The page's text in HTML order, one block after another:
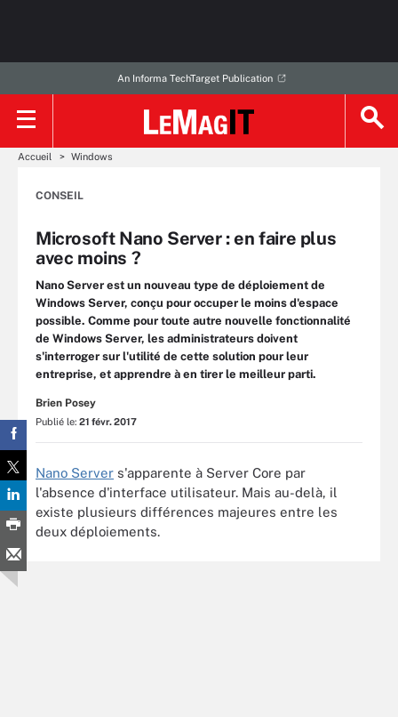
An Informa TechTarget Publication
Accueil Windows
CONSEIL
Microsoft Nano Server : en faire plus
avec moins ?
Nano Server est un nouveau type de déploiement de
Windows Server, conçu pour occuper le moins d'espace
possible. Comme pour toute autre nouvelle fonctionnalité
de Windows Server, les administrateurs doivent
s'interroger sur l'utilité de cette solution pour leur
entreprise, et apprendre à en tirer le meilleur parti.
Brien Posey
Publié le: 21 févr. 2017
Nano Server s'apparente à Server Core par
l'absence d'interface utilisateur. Mais au-delà, il
existe plusieurs différences majeures entre les
deux déploiements.